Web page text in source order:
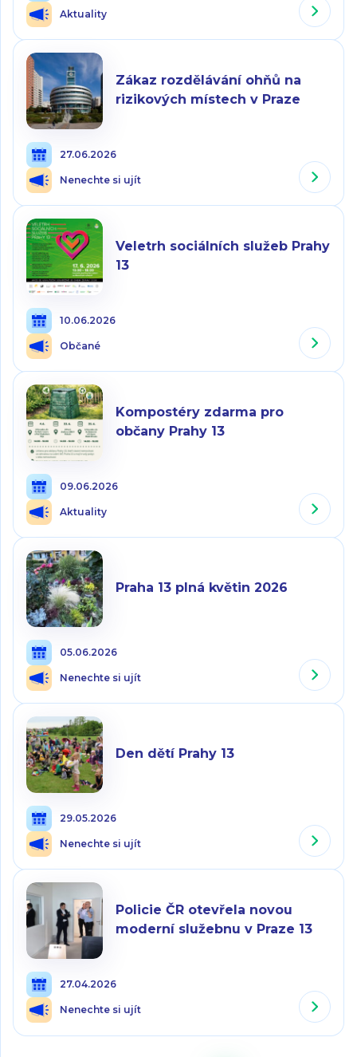
Aktuality
Zákaz rozdělávání ohňů na
rizikových místech v Praze
27.06.2026
Nenechte si ujít
Veletrh sociálních služeb Prahy
13
10.06.2026
Občané
Kompostéry zdarma pro
občany Prahy 13
09.06.2026
Aktuality
Praha 13 plná květin 2026
05.06.2026
Nenechte si ujít
Den dětí Prahy 13
29.05.2026
Nenechte si ujít
Policie ČR otevřela novou
moderní služebnu v Praze 13
27.04.2026
Nenechte si ujít